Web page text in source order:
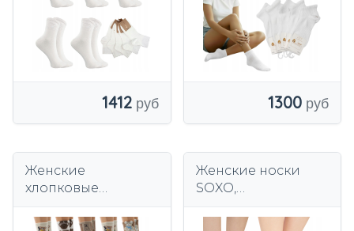
1412 1300
Женские
хлопковые
Premium Socks
Женские носки
SOXO,
ножки, 5 шт,